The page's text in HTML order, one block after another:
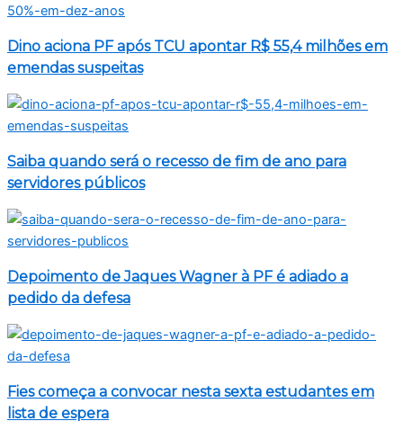
Dino aciona PF após TCU apontar R$ 55,4 milhões em
emendas suspeitas
Saiba quando será o recesso de fim de ano para
servidores públicos
Depoimento de Jaques Wagner à PF é adiado a
pedido da defesa
Fies começa a convocar nesta sexta estudantes em
lista de espera